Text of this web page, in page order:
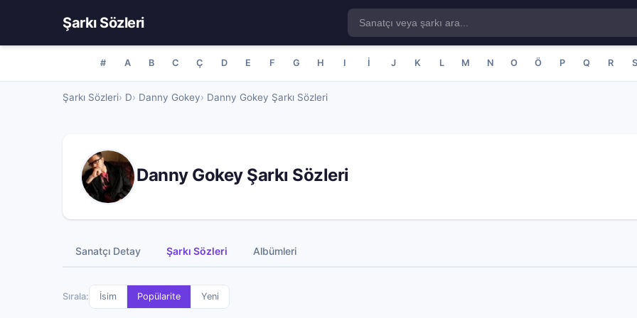
Şarkı Sözleri
# A B C Ç D E F G H I İ J K L M N O Ö P Q R S
Şarkı Sözleri D Danny Gokey Danny Gokey Şarkı Sözleri
Danny Gokey Şarkı Sözleri
Sanatçı Detay Şarkı Sözleri Albümleri
Sırala: İsim Popülarite Yeni